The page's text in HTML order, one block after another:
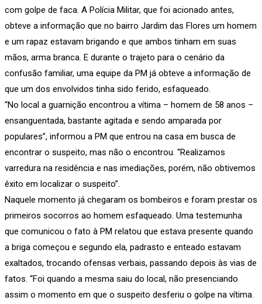
com golpe de faca. A Polícia Militar, que foi acionado antes,
obteve a informação que no bairro Jardim das Flores um homem
e um rapaz estavam brigando e que ambos tinham em suas
mãos, arma branca. E durante o trajeto para o cenário da
confusão familiar, uma equipe da PM já obteve a informação de
que um dos envolvidos tinha sido ferido, esfaqueado.
“No local a guarnição encontrou a vítima – homem de 58 anos –
ensanguentada, bastante agitada e sendo amparada por
populares”, informou a PM que entrou na casa em busca de
encontrar o suspeito, mas não o encontrou. “Realizamos
varredura na residência e nas imediações, porém, não obtivemos
êxito em localizar o suspeito”.
Naquele momento já chegaram os bombeiros e foram prestar os
primeiros socorros ao homem esfaqueado. Uma testemunha
que comunicou o fato à PM relatou que estava presente quando
a briga começou e segundo ela, padrasto e enteado estavam
exaltados, trocando ofensas verbais, passando depois às vias de
fatos. “Foi quando a mesma saiu do local, não presenciando
assim o momento em que o suspeito desferiu o golpe na vítima.